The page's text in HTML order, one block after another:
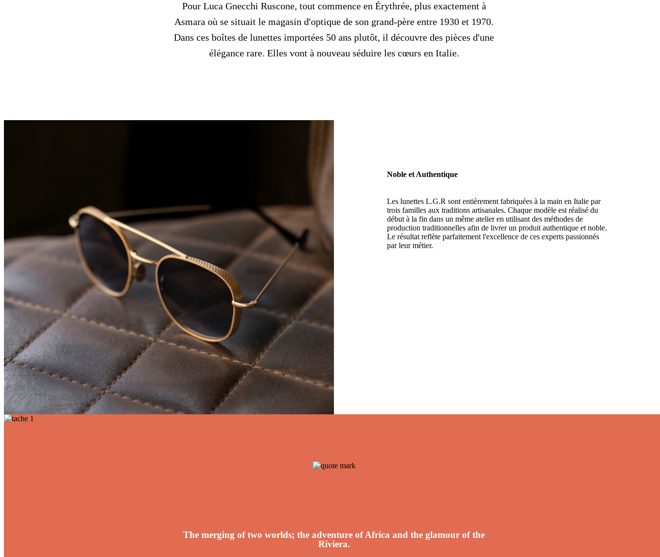
Pour Luca Gnecchi Ruscone, tout commence en Érythrée, plus exactement à
Asmara où se situait le magasin d'optique de son grand-père entre 1930 et 1970.
Dans ces boîtes de lunettes importées 50 ans plutôt, il découvre des pièces d'une
élégance rare. Elles vont à nouveau séduire les cœurs en Italie.
Noble et Authentique
Les lunettes L.G.R sont entièrement fabriquées à la main en Italie par
trois familles aux traditions artisanales. Chaque modèle est réalisé du
début à la fin dans un même atelier en utilisant des méthodes de
production traditionnelles afin de livrer un produit authentique et noble.
Le résultat reflète parfaitement l'excellence de ces experts passionnés
par leur métier.
The merging of two worlds; the adventure of Africa and the glamour of the
Riviera.